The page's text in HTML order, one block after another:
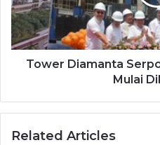
Tower Diamanta
Mulai
Related Articles